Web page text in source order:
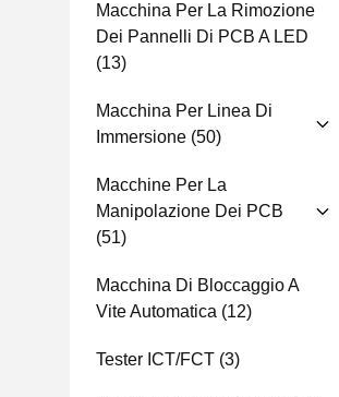
Macchina Per La Rimozione
Dei Pannelli Di PCB A LED
(13)
Macchina Per Linea Di
Immersione (50)
Macchine Per La
Manipolazione Dei PCB
(51)
Macchina Di Bloccaggio A
Vite Automatica (12)
Tester ICT/FCT (3)